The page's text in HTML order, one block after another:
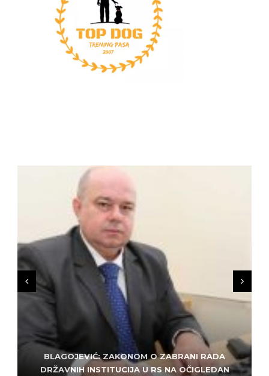
BLAGOJEVIĆ: ZAKONOM O ZABRANI RADA
DRŽAVNIH INSTITUCIJA U RS NA OČIGLEDAN
ZLATKO MILETIĆ: DODIK NEMA KUD OD
KRIMINALA, LJUDE IZ REPUBLIEK SRPSKE VUČE U
SARAJEVO: ALEM MUDŽELET – ČOVJEK OD